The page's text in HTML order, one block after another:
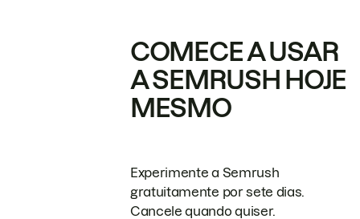
COMECE A USAR
A SEMRUSH HOJE
MESMO
Experimente a Semrush
gratuitamente por sete dias.
Cancele quando quiser.